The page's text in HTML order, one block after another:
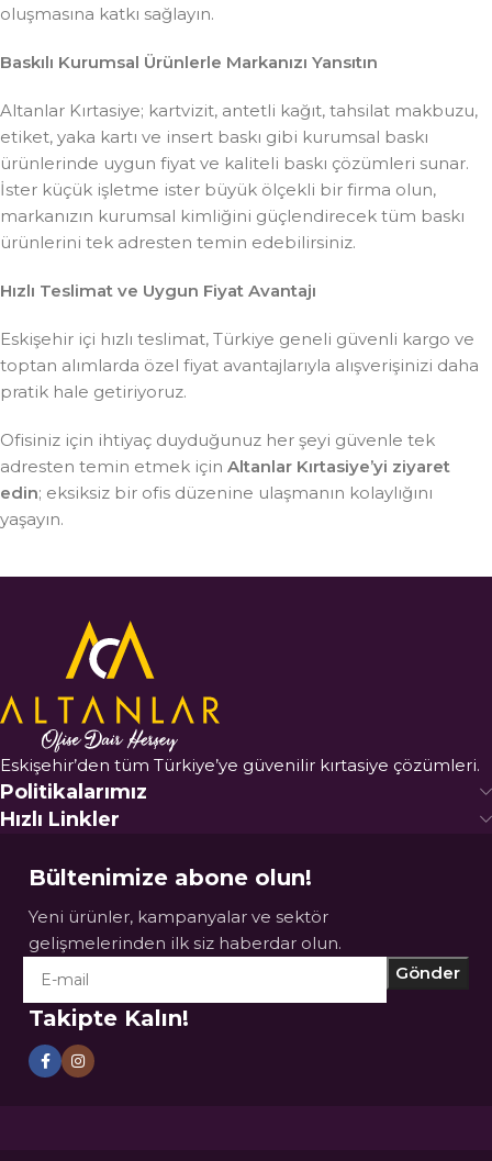
oluşmasına katkı sağlayın.
Baskılı Kurumsal Ürünlerle Markanızı Yansıtın
Altanlar Kırtasiye; kartvizit, antetli kağıt, tahsilat makbuzu,
etiket, yaka kartı ve insert baskı gibi kurumsal baskı
ürünlerinde uygun fiyat ve kaliteli baskı çözümleri sunar.
İster küçük işletme ister büyük ölçekli bir firma olun,
markanızın kurumsal kimliğini güçlendirecek tüm baskı
ürünlerini tek adresten temin edebilirsiniz.
Hızlı Teslimat ve Uygun Fiyat Avantajı
Eskişehir içi hızlı teslimat, Türkiye geneli güvenli kargo ve
toptan alımlarda özel fiyat avantajlarıyla alışverişinizi daha
pratik hale getiriyoruz.
Ofisiniz için ihtiyaç duyduğunuz her şeyi güvenle tek
adresten temin etmek için Altanlar Kırtasiye’yi ziyaret
edin; eksiksiz bir ofis düzenine ulaşmanın kolaylığını
yaşayın.
Eskişehir’den tüm Türkiye’ye güvenilir kırtasiye çözümleri.
Politikalarımız
Hızlı Linkler
Bültenimize abone olun!
Yeni ürünler, kampanyalar ve sektör
gelişmelerinden ilk siz haberdar olun.
Takipte Kalın!